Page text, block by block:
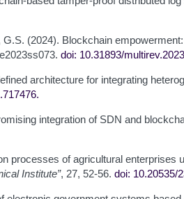
(2024). Blockchain
doi: 10.31893/
architecture for integrating
.
integration of SDN and
processes of agricultural
Institute”, 27, 52-56. doi: 10.20535/